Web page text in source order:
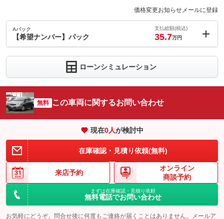
価格変更お知らせメールに登録
Aパック
【希望ナンバー】パック
支払総額(税込)
35.7万円
0.7 万円
車両本体価
格
希望ナンバーを取得するパックです。お好きな数字・思い出の数
字をお客様の愛車にも！※一部取得出来ないナンバーもございま
す。※人気の数字等は、抽選になることがございます。ご了承く
ださい。
このパックの見積もり依頼（無料）
ローンシミュレーション
無料 この車両に関するお問い合わせ
現在0人が検討中
在庫確認・見積り依頼(無料)
来店予約
オンライン
商談予約
まずは在庫確認・見積り依頼
無料電話でお問い合わせ
お気軽にどうぞ。問合せ後に何度もご連絡が届くことはありません。メールア